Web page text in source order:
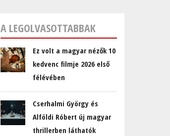
A LEGOLVASOTTABBAK
Ez volt a magyar nézők 10
kedvenc filmje 2026 első
félévében
Cserhalmi György és
Alföldi Róbert új magyar
thrillerben láthatók